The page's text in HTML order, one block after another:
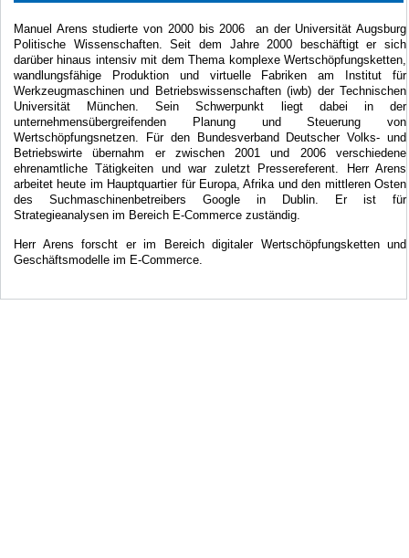
Manuel Arens studierte von 2000 bis 2006 an der Universität Augsburg
Politische Wissenschaften. Seit dem Jahre 2000 beschäftigt er sich
darüber hinaus intensiv mit dem Thema komplexe Wertschöpfungsketten,
wandlungsfähige Produktion und virtuelle Fabriken am Institut für
Werkzeugmaschinen und Betriebswissenschaften (iwb) der Technischen
Universität München. Sein Schwerpunkt liegt dabei in der
unternehmensübergreifenden Planung und Steuerung von
Wertschöpfungsnetzen. Für den Bundesverband Deutscher Volks- und
Betriebswirte übernahm er zwischen 2001 und 2006 verschiedene
ehrenamtliche Tätigkeiten und war zuletzt Pressereferent. Herr Arens
arbeitet heute im Hauptquartier für Europa, Afrika und den mittleren Osten
des Suchmaschinenbetreibers Google in Dublin. Er ist für
Strategieanalysen im Bereich E-Commerce zuständig.
Herr Arens forscht er im Bereich digitaler Wertschöpfungsketten und
Geschäftsmodelle im E-Commerce.